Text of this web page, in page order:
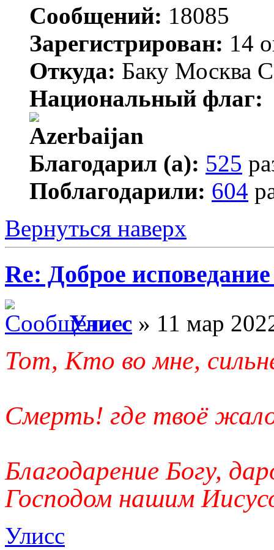
Сообщений: 18085
Зарегистрирован: 14
Откуда: Баку Москва
Национальный флаг:
Благодарил (а): 525
Поблагодарили: 604
Вернуться наверх
Re: Доброе
Улисс » 11 мар
Тот, Кто во мне,
Смерть! где твоё
Благодарение Богу,
Господом нашим
Улисс